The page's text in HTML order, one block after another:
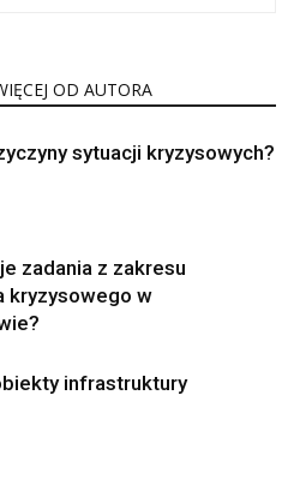
OD AUTORA
sytuacji kryzysowych?
zadania z zakresu
kryzysowego w
infrastruktury